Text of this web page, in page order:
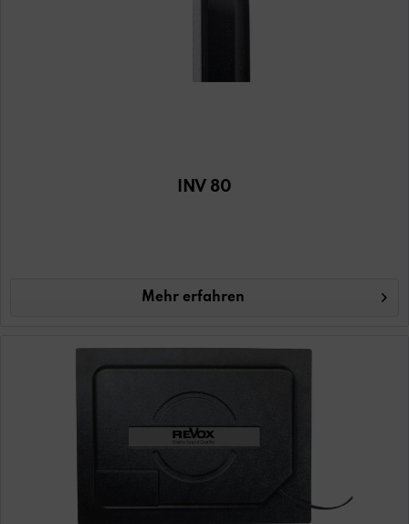
INV 80
Mehr erfahren